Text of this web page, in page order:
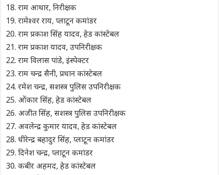
राम आधार, निरीक्षक
रामेश्वर राय, प्लाटून कमांडर
राम प्रकाश सिंह यादव, हेड कांस्टेबल
राम प्रकाश यादव, उपनिरीक्षक
राम विलास पांडे, इंस्पेक्टर
राम चन्द्र सैनी, प्रधान कांस्टेबल
रमेश चन्द्र, सशस्त्र पुलिस उपनिरीक्षक
ओंकार सिंह, हेड कांस्टेबल
अजीत सिंह, सशस्त्र पुलिस उपनिरीक्षक
अवलेन्द्र कुमार यादव, हेड कांस्टेबल
धीरेन्द्र बहादुर सिंह, प्लाटून कमांडर
दिनेश चन्द्र, प्लाटून कमांडर
कबीर अहमद, हेड कांस्टेबल